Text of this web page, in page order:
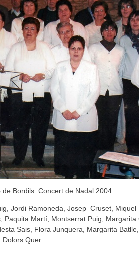
de Bordils. Concert de Nadal 2004.
Jordi Ramoneda, Josep Cruset, Miquel
Paquita Martí, Montserrat Puig, Margarita
Sais, Flora Junquera, Margarita
Dolors Quer.